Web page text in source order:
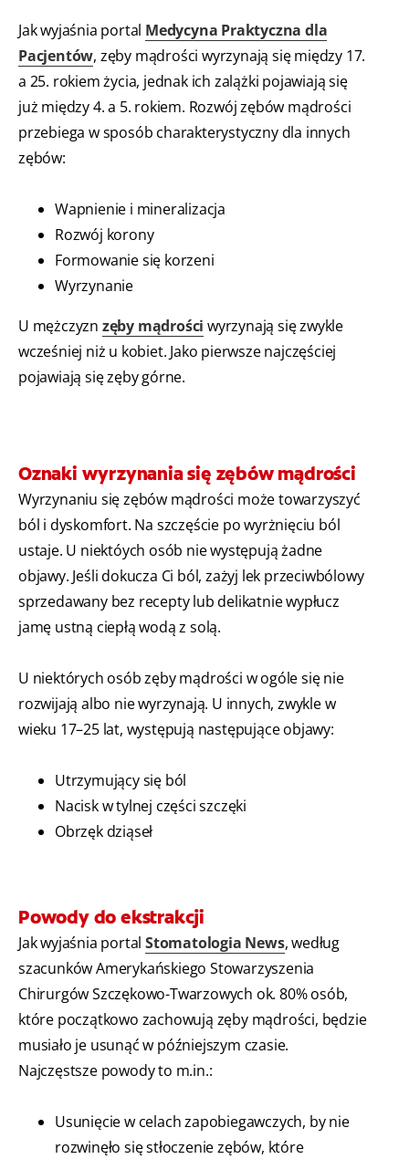
Jak wyjaśnia portal Medycyna Praktyczna dla
Pacjentów, zęby mądrości wyrzynają się między 17.
a 25. rokiem życia, jednak ich zalążki pojawiają się
już między 4. a 5. rokiem. Rozwój zębów mądrości
przebiega w sposób charakterystyczny dla innych
zębów:
Wapnienie i mineralizacja
Rozwój korony
Formowanie się korzeni
Wyrzynanie
U mężczyzn zęby mądrości wyrzynają się zwykle
wcześniej niż u kobiet. Jako pierwsze najczęściej
pojawiają się zęby górne.
Oznaki wyrzynania się zębów mądrości
Wyrzynaniu się zębów mądrości może towarzyszyć
ból i dyskomfort. Na szczęście po wyrżnięciu ból
ustaje. U niektóych osób nie występują żadne
objawy. Jeśli dokucza Ci ból, zażyj lek przeciwbólowy
sprzedawany bez recepty lub delikatnie wypłucz
jamę ustną ciepłą wodą z solą.
U niektórych osób zęby mądrości w ogóle się nie
rozwijają albo nie wyrzynają. U innych, zwykle w
wieku 17–25 lat, występują następujące objawy:
Utrzymujący się ból
Nacisk w tylnej części szczęki
Obrzęk dziąseł
Powody do ekstrakcji
Jak wyjaśnia portal Stomatologia News, według
szacunków Amerykańskiego Stowarzyszenia
Chirurgów Szczękowo-Twarzowych ok. 80% osób,
które początkowo zachowują zęby mądrości, będzie
musiało je usunąć w późniejszym czasie.
Najczęstsze powody to m.in.:
Usunięcie w celach zapobiegawczych, by nie
rozwinęło się stłoczenie zębów, które